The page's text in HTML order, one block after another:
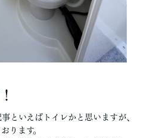
といえばトイレかと思いますが、
ります。